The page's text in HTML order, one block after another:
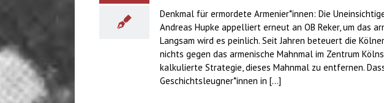
Denkmal für ermordete Armenier*innen: Die
Andreas Hupke appelliert erneut an OB Reker, um das
Langsam wird es peinlich. Seit Jahren beteuert die
nichts gegen das armenische Mahnmal im Zentrum
kalkulierte Strategie, dieses Mahnmal zu entfernen.
Geschichtsleugner*innen in [...]